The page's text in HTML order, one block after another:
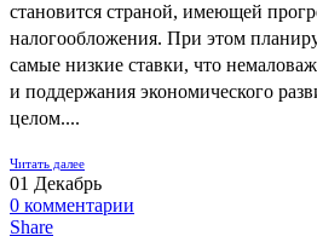
становится страной, имеющей
налогообложения. При этом
самые низкие ставки, что
и поддержания экономического
целом....
Читать далее
01 Декабрь
0 комментарии
Share